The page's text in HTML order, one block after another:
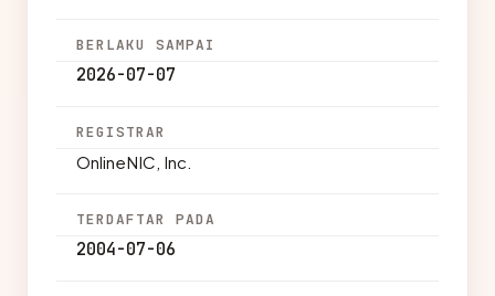
BERLAKU SAMPAI
2026-07-07
REGISTRAR
OnlineNIC, Inc.
TERDAFTAR PADA
2004-07-06